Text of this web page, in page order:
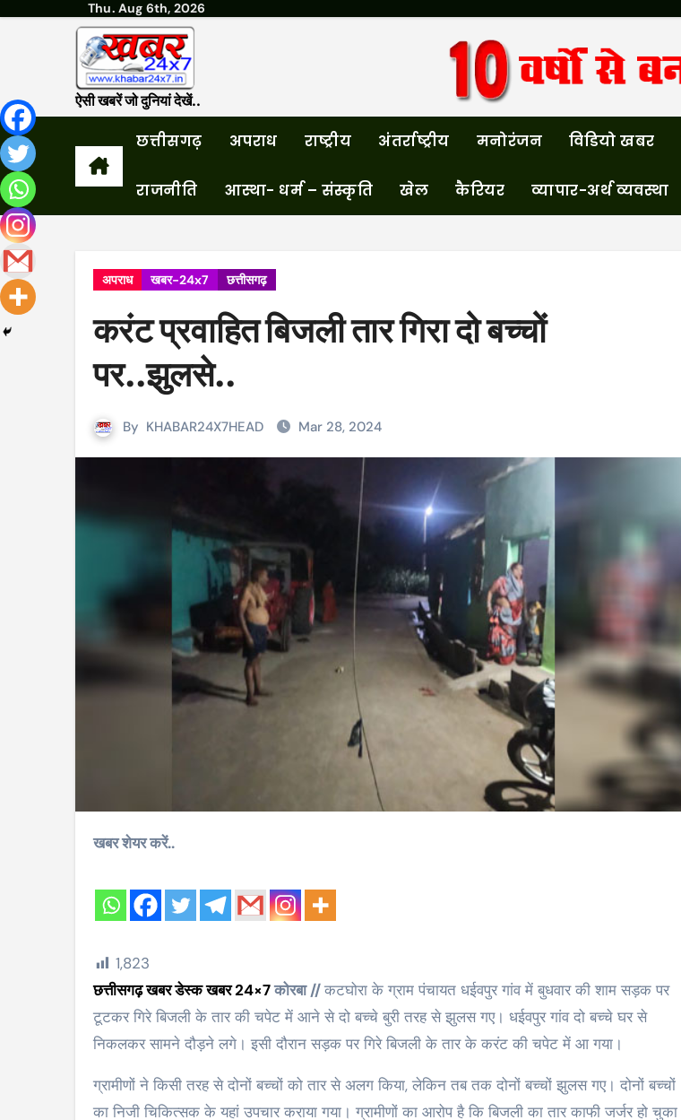
Thu. Aug 6th, 2026
ऐसी खबरें जो दुनियां देखें..
छत्तीसगढ़ अपराध राष्ट्रीय अंतर्राष्ट्रीय मनोरंजन विडियो खबर
राजनीति आस्था- धर्म – संस्कृति खेल कैरियर व्यापार-अर्थ व्यवस्था
अपराध खबर-24x7 छत्तीसगढ़
करंट प्रवाहित बिजली तार गिरा दो बच्चों
पर..झुलसे..
By KHABAR24X7HEAD Mar 28, 2024
खबर शेयर करें..
1,823
छत्तीसगढ़ खबर डेस्क खबर 24×7कोरबा //कटघोरा के ग्राम पंचायत धईवपुर गांव में बुधवार की शाम सड़क पर
टूटकर गिरे बिजली के तार की चपेट में आने से दो बच्चे बुरी तरह से झुलस गए। धईवपुर गांव दो बच्चे घर से
निकलकर सामने दौड़ने लगे। इसी दौरान सड़क पर गिरे बिजली के तार के करंट की चपेट में आ गया।
ग्रामीणों ने किसी तरह से दोनों बच्चों को तार से अलग किया, लेकिन तब तक दोनों बच्चों झुलस गए। दोनों बच्चों
का निजी चिकित्सक के यहां उपचार कराया गया। ग्रामीणों का आरोप है कि बिजली का तार काफी जर्जर हो चुका